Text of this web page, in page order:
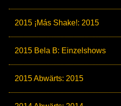
2015 ¡Más Shake!: 2015
2015 Bela B: Einzelshows
2015 Abwärts: 2015